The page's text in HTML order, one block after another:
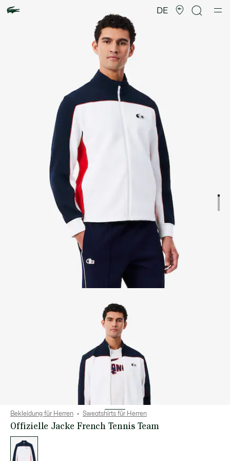
DE
Bekleidung für Herren Sweatshirts für Herren
Offizielle Jacke French Tennis Team
der
Varianten